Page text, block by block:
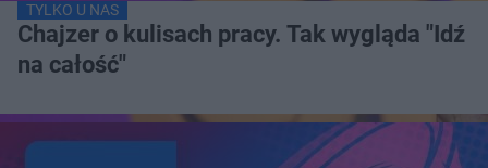
TYLKO U NAS
Chajzer o kulisach pracy. Tak wygląda "Idź
na całość"